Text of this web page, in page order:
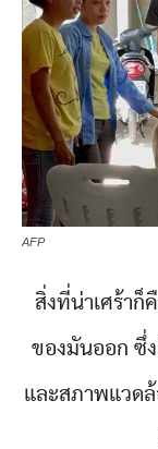
AFP
สิ่งที่น่าเศร้าก็
ของมันออก ซึ่
และสภาพแวด